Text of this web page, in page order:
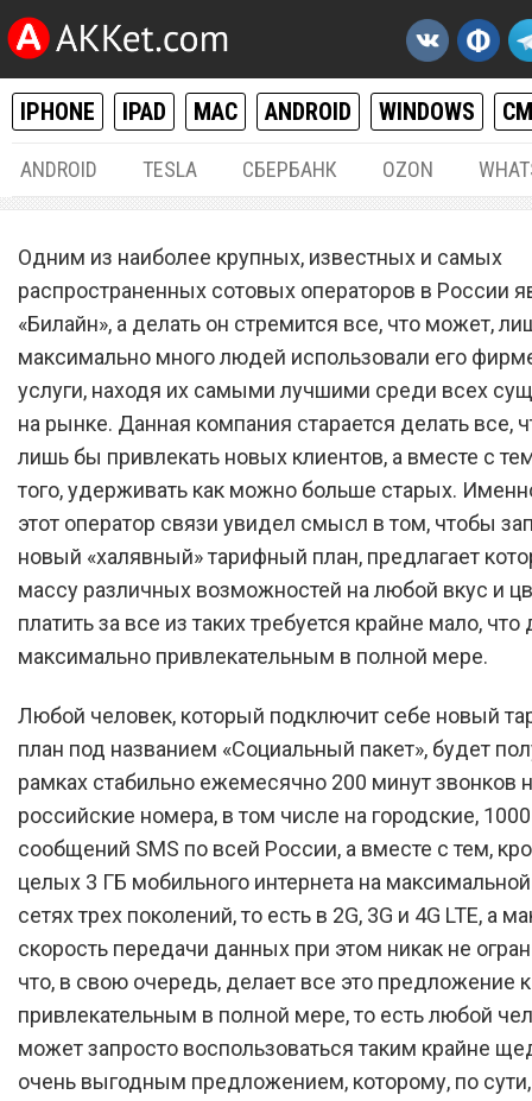
IPHONE IPAD MAC ANDROID WINDOWS
ANDROID TESLA СБЕРБАНК OZON
Сотовый оператор
запустил «халявный»
план по очень низкой
Одним из наиболее крупных, известных и самых
распространенных сотовых операторов в России
«Билайн», а делать он стремится все, что может,
максимально много людей использовали его
услуги, находя их самыми лучшими среди всех
на рынке. Данная компания старается делать все,
лишь бы привлекать новых клиентов, а вместе с
того, удерживать как можно больше старых.
этот оператор связи увидел смысл в том, чтобы
новый «халявный» тарифный план, предлагает
массу различных возможностей на любой вкус и
платить за все из таких требуется крайне мало, что
максимально привлекательным в полной мере.
Любой человек, который подключит себе новый
план под названием «Социальный пакет», будет
рамках стабильно ежемесячно 200 минут звонков
российские номера, в том числе на городские, 1000
сообщений SMS по всей России, а вместе с тем,
целых 3 ГБ мобильного интернета на
сетях трех поколений, то есть в 2G, 3G и 4G LTE, а
скорость передачи данных при этом никак не
что, в свою очередь, делает все это предложение
привлекательным в полной мере, то есть любой
может запросто воспользоваться таким крайне
очень выгодным предложением, которому, по